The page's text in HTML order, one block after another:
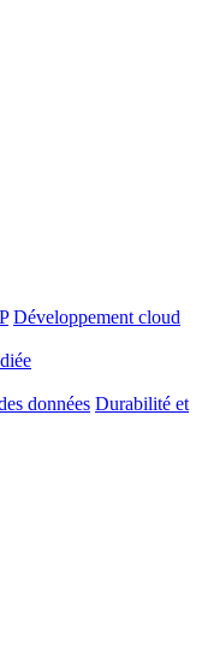
Développement cloud
données Durabilité et